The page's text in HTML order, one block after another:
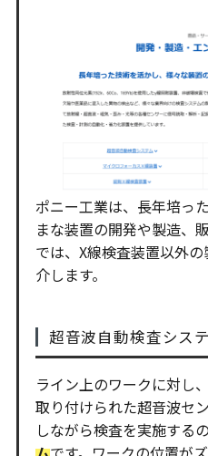
ポニー工業は、長年培っ
まな装置の開発や製造、
では、X線検査装置以外
介します。
超音波自動検査シス
ライン上のワークに対し
取り付けられた超音波セ
しながら検査を実施する